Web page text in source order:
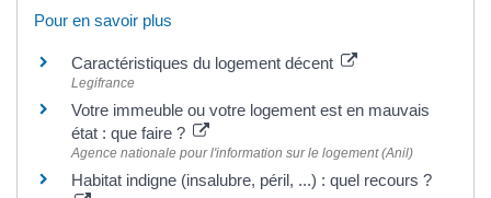
Pour en savoir plus
Caractéristiques du logement décent
Legifrance
Votre immeuble ou votre logement est en mauvais
état : que faire ?
Agence nationale pour l'information sur le logement (Anil)
Habitat indigne (insalubre, péril, ...) : quel recours ?